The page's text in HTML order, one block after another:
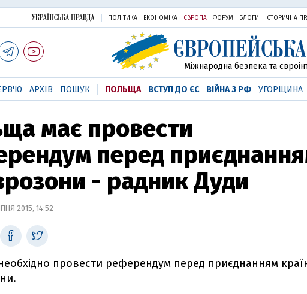
ПОЛІТИКА ЕКОНОМІКА ЄВРОПА ФОРУМ БЛОГИ ІСТОРИЧНА
Міжнародна безпека та
АРХІВ ПОШУК ПОЛЬЩА ВСТУП ДО ЄС ВІЙНА З РФ УГОРЩИНА
має провести
перед
- радник Дуди
2015, 14:52
провести референдум перед приєднанням